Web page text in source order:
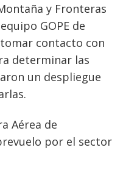
y Fronteras
GOPE de
contacto con
determinar las
un despliegue
Aérea de
por el sector